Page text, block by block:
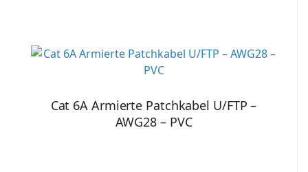
Cat 6A Armierte Patchkabel U/FTP –
AWG28 – PVC